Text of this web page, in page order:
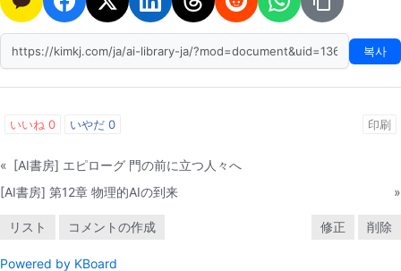
복사
いいね 0 いやだ 0 印刷
« [AI書房] エピローグ 門の前に立つ人々へ
[AI書房] 第12章 物理的AIの到来
»
リスト コメントの作成 修正 削除
Powered by KBoard